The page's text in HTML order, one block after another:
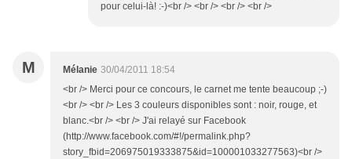
pour celui-là! :-)<br /> <br /> <br /> <br />
M Mélanie 30/04/2011 18:54
<br /> Merci pour ce concours, le carnet me tente beaucoup ;-)
<br /> <br /> Les 3 couleurs disponibles sont : noir, rouge, et
blanc.<br /> <br /> J'ai relayé sur Facebook
(http://www.facebook.com/#!/permalink.php?
story_fbid=206975019333875&id=100001033277563)<br />